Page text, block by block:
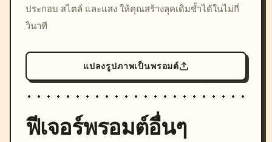
ประกอบ สไตล์ และแสง ให้คุณสร้างลุคเดิมซ้ำได้ในไม่กี่
วินาที
แปลงรูปภาพเป็นพรอมต์
ฟีเจอร์พรอมต์อื่นๆ